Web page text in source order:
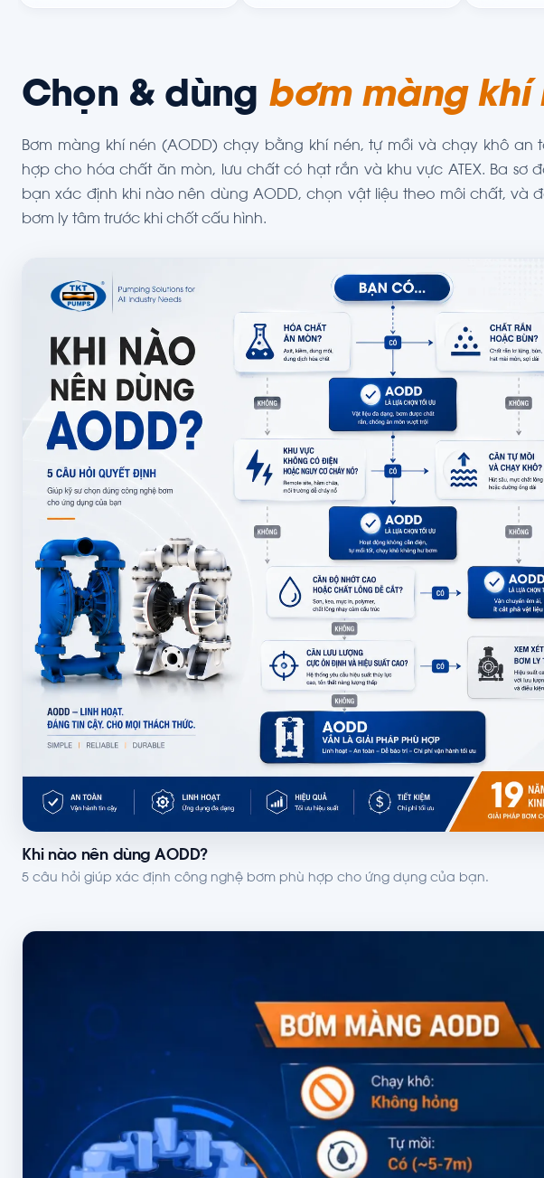
Chọn & dùng bơm màng khí
Bơm màng khí nén (AODD) chạy bằng khí nén, tự mồi và chạy khô an
hợp cho hóa chất ăn mòn, lưu chất có hạt rắn và khu vực ATEX. Ba sơ
bạn xác định khi nào nên dùng AODD, chọn vật liệu theo môi chất, và
bơm ly tâm trước khi chốt cấu hình.
Khi nào nên dùng AODD?
5 câu hỏi giúp xác định công nghệ bơm phù hợp cho ứng dụng của bạn.